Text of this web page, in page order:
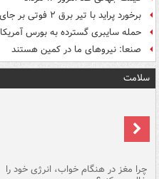
برخورد پراید با تیر برق ۲ فوتی بر جای گذاشت
حمله سایبری گسترده به بورس آمریکا
صنعا: نیروهای ما در کمین‌ هستند
سلامت
چرا مغز در هنگام خواب، انرژی خود را